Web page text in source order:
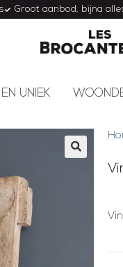
Groot aanbod, bijna
UNIEK